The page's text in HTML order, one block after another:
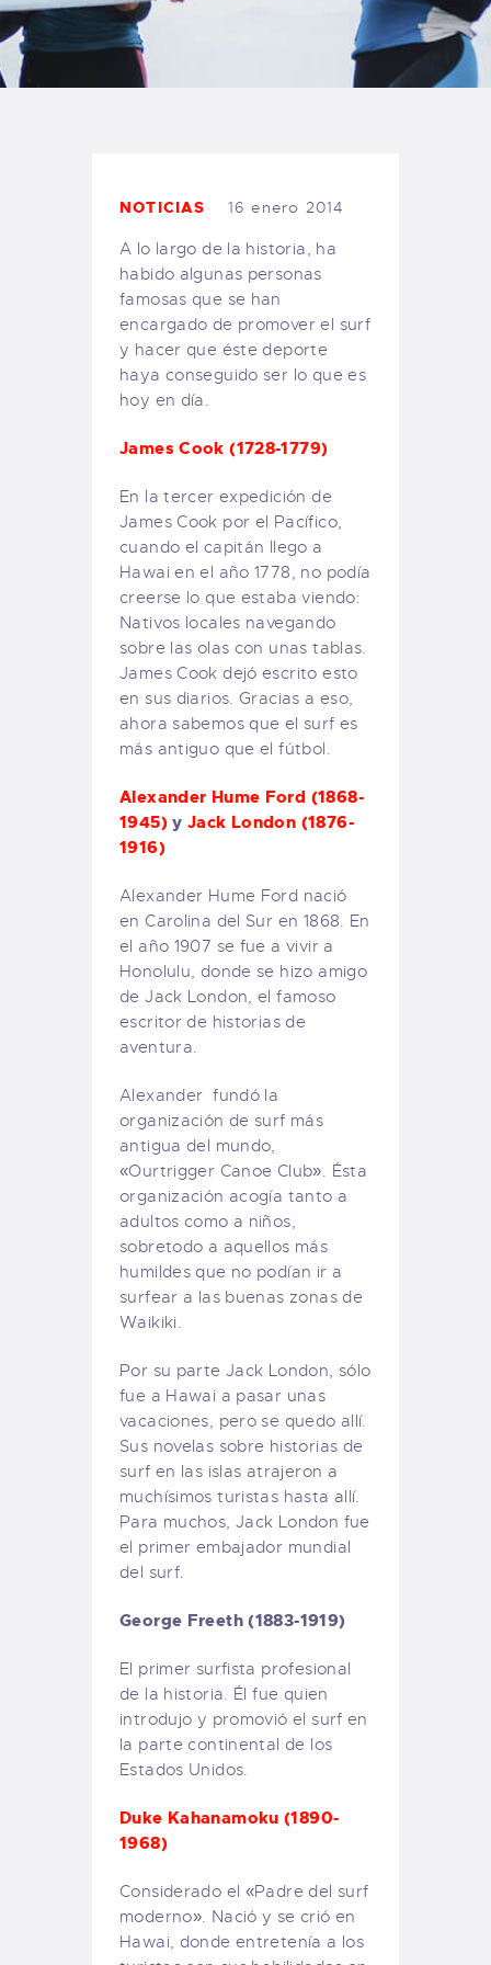
TIENDA FAMILY SURFERS
WEBCAM SALINAS
PEDIDOS
NOTICIAS 16 enero 2014
A lo largo de la historia, ha
habido algunas personas
famosas que se han
encargado de promover el surf
y hacer que éste deporte
haya conseguido ser lo que es
hoy en día.
James Cook (1728-1779)
En la tercer expedición de
James Cook por el Pacífico,
cuando el capitán llego a
Hawai en el año 1778, no podía
creerse lo que estaba viendo:
Nativos locales navegando
sobre las olas con unas tablas.
James Cook dejó escrito esto
en sus diarios. Gracias a eso,
ahora sabemos que el surf es
más antiguo que el fútbol.
Alexander Hume Ford (1868-
1945)yJack London (1876-
1916)
Alexander Hume Ford nació
en Carolina del Sur en 1868. En
el año 1907 se fue a vivir a
Honolulu, donde se hizo amigo
de Jack London, el famoso
escritor de historias de
aventura.
Alexander fundó la
organización de surf más
antigua del mundo,
«Ourtrigger Canoe Club». Ésta
organización acogía tanto a
adultos como a niños,
sobretodo a aquellos más
humildes que no podían ir a
surfear a las buenas zonas de
Waikiki.
Por su parte Jack London, sólo
fue a Hawai a pasar unas
vacaciones, pero se quedo allí.
Sus novelas sobre historias de
surf en las islas atrajeron a
muchísimos turistas hasta allí.
Para muchos, Jack London fue
el primer embajador mundial
del surf.
George Freeth (1883-1919)
El primer surfista profesional
de la historia. Él fue quien
introdujo y promovió el surf en
la parte continental de los
Estados Unidos.
Duke Kahanamoku (1890-
1968)
Considerado el «Padre del surf
moderno». Nació y se crió en
Hawai, donde entretenía a los